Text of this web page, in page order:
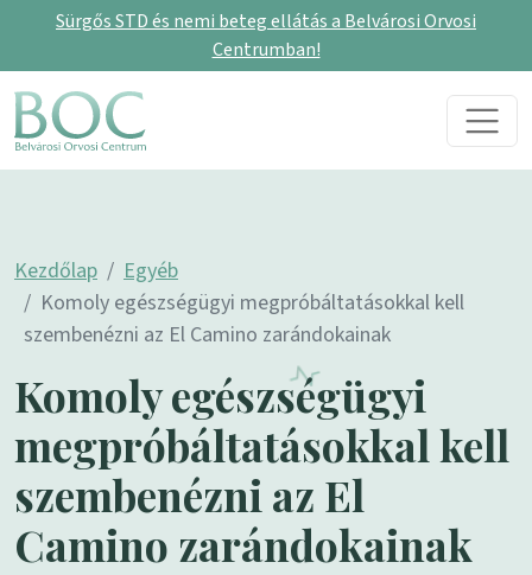
Sürgős STD és nemi beteg ellátás a Belvárosi Orvosi
Centrumban!
Skip to content
Main Navigation
Kezdőlap
Egyéb
Komoly egészségügyi megpróbáltatásokkal kell
szembenézni az El Camino zarándokainak
Komoly egészségügyi
megpróbáltatásokkal kell
szembenézni az El
Camino zarándokainak